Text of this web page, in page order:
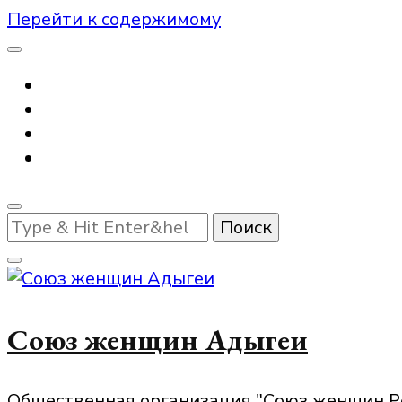
Перейти к содержимому
Ищите
что-
то?
Союз женщин Адыгеи